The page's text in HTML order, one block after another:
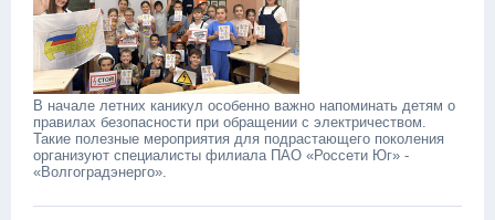
В начале летних каникул особенно важно напоминать детям о
правилах безопасности при обращении с электричеством.
Такие полезные мероприятия для подрастающего поколения
организуют специалисты филиала ПАО «Россети Юг» -
«Волгоградэнерго».